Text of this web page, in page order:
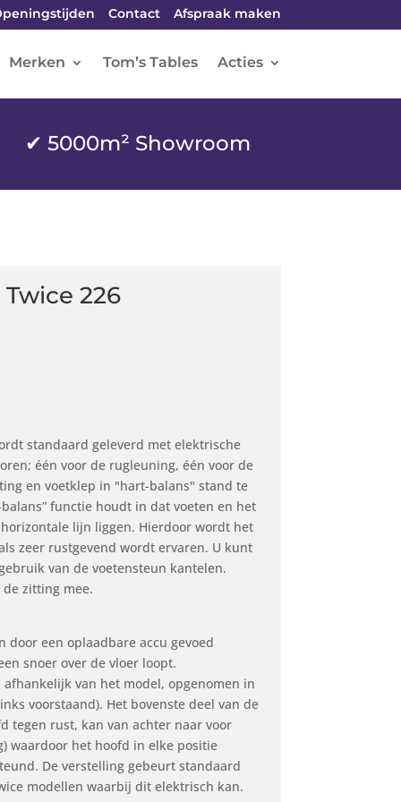
Contact Afspraak maken
Merken Tom’s Tables Acties
✔ 5000m² Showroom
226
standaard geleverd met elektrische
één voor de rugleuning, één voor de
en voetklep in "hart-balans" stand te
functie houdt in dat voeten en het
lijn liggen. Hierdoor wordt het
zeer rustgevend wordt ervaren. U kunt
van de voetensteun kantelen.
zitting mee.
door een oplaadbare accu gevoed
snoer over de vloer loopt.
van het model, opgenomen in
voorstaand). Het bovenste deel van de
tegen rust, kan van achter naar voor
waardoor het hoofd in elke positie
De verstelling gebeurt standaard
modellen waarbij dit elektrisch kan.